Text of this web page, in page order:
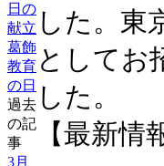
日の
献立
葛飾
教育
の日
過去
の記
事
3月
した。東
としてお
した。
【最新情